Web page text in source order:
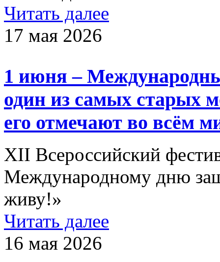
Читать далее
17 мая 2026
1 июня –
один из самых старых
его отмечают во всём
XII Всероссийский
Международному дню
живу!»
Читать далее
16 мая 2026